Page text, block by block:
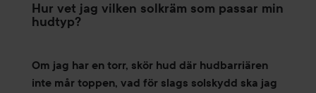
Hur vet jag vilken solkräm som passar min
hudtyp?
Om jag har en torr, skör hud där hudbarriären
inte mår toppen, vad för slags solskydd ska jag